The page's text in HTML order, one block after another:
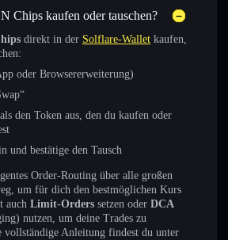
Chips kaufen oder tauschen?
direkt in der Solflare-Wallet kaufen,
oder Browsererweiterung)
als den Token aus, den du kaufen oder
und bestätige den Tausch
Order-Routing über alle großen
um für dich den bestmöglichen Kurs
auch Limit-Orders setzen oder DCA
nutzen, um deine Trades zu
vollständige Anleitung findest du unter